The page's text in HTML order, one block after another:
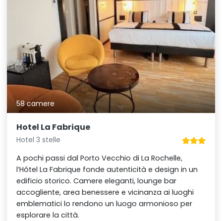
58 camere
Hotel La Fabrique
Hotel 3 stelle
A pochi passi dal Porto Vecchio di La Rochelle,
l’Hôtel La Fabrique fonde autenticità e design in un
edificio storico. Camere eleganti, lounge bar
accogliente, area benessere e vicinanza ai luoghi
emblematici lo rendono un luogo armonioso per
esplorare la città.